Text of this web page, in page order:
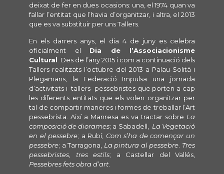
deixat de fer en dues ocasions: una, el 1974 quan va
fallar l’entitat que l’havia d’organitzar, i altra, el 2013
que es va substituir per uns Tallers.
En els darrers anys, el dia 4 de juny es celebra
oficialment el Dia de l’Associacionisme
Cultural . Des de l’any 2015 i com a continuació dels
Tallers realitzats l’octubre del 2013 a Palau-Solità i
Plegamans, la Federació Impulsa una jornada
d’activitats i tallers pessebristes que porten a cap
les diferents entitats que els volen organitzar per
tal de compartir maneres i formes de treballar l’Art
pessebrista. Així a Manresa es va tractar sobre La
composició de diorames; a Sabadell, La Vegetació
en el pessebre; a Rubí, Com s’ha de començar un
pessebre; a Tarragona, La pintura al pessebre Tres
pessebristes, tres estils; a Castellar del Vallés,
Pessebres fets obra d’art